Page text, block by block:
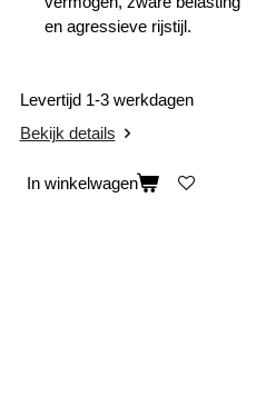
en agressieve rijstijl.
Levertijd 1-3 werkdagen
Bekijk details
In winkelwagen